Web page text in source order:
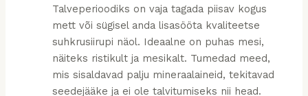
Talveperioodiks on vaja tagada piisav kogus
mett või sügisel anda lisasööta kvaliteetse
suhkrusiirupi näol. Ideaalne on puhas mesi,
näiteks ristikult ja mesikalt. Tumedad meed,
mis sisaldavad palju mineraalaineid, tekitavad
seedejääke ja ei ole talvitumiseks nii head.